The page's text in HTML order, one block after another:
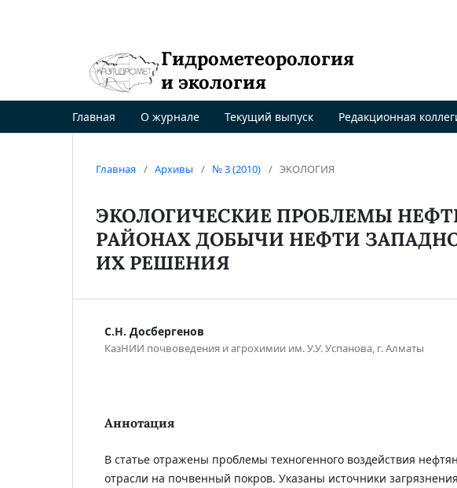
Гидрометеорология
и экология
Главная О журнале Текущий выпуск Редакционная
Главная / Архивы / № 3 (2010) / ЭКОЛОГИЯ
ЭКОЛОГИЧЕСКИЕ ПРОБЛЕМЫ
РАЙОНАХ ДОБЫЧИ НЕФТИ
ИХ РЕШЕНИЯ
С.Н. Досбергенов
КазНИИ почвоведения и агрохимии им. У.У. Успанова, г. Алматы
Аннотация
В статье отражены проблемы техногенного воздействия
отрасли на почвенный покров. Указаны источники загрязнения